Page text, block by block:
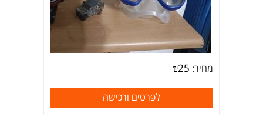
מחיר: ₪25
לפרטים ורכישה